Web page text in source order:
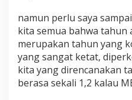
namun perlu saya
kita semua bahwa tahun
merupakan tahun yang
yang sangat ketat,
kita yang direncanakan
berasa sekali 1,2 kalau